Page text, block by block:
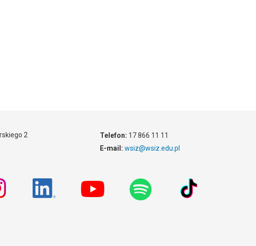
2
Telefon: 17 866 11 11
E-mail: wsiz@wsiz.edu.pl